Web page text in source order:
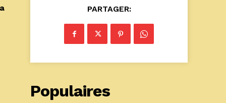
PARTAGER:
Populaires